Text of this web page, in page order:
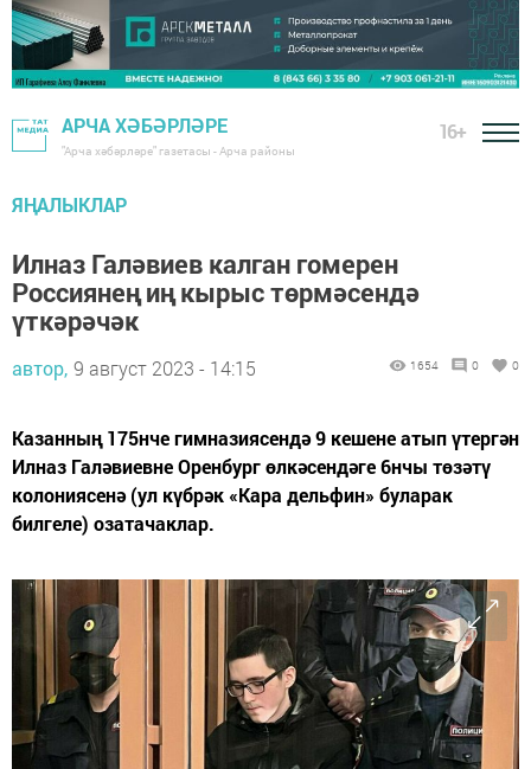
АРЧА ХӘБӘРЛӘРЕ
"Арча хәбәрләре" газетасы - Арча районы
16+
ЯҢАЛЫКЛАР
Илназ Галәвиев калган гомерен
Россиянең иң кырыс төрмәсендә
үткәрәчәк
автор, 9 август 2023 - 14:15 1654 0 0
Казанның 175нче гимназиясендә 9 кешене атып үтергән
Илназ Галәвиевне Оренбург өлкәсендәге 6нчы төзәтү
колониясенә (ул күбрәк «Кара дельфин» буларак
билгеле) озатачаклар.